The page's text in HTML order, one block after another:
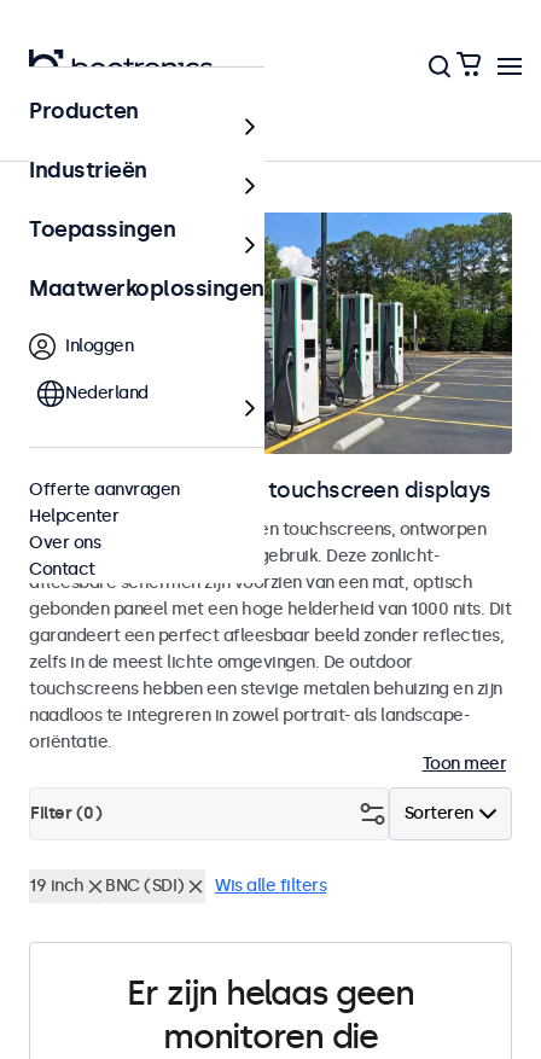
Outdoor
Outdoor monitoren en touchscreen displays
Weersbestendige monitoren en touchscreens, ontworpen
voor zowel binnen- als buitengebruik. Deze zonlicht-
afleesbare schermen zijn voorzien van een mat, optisch
gebonden paneel met een hoge helderheid van 1000 nits. Dit
garandeert een perfect afleesbaar beeld zonder reflecties,
zelfs in de meest lichte omgevingen. De outdoor
touchscreens hebben een stevige metalen behuizing en zijn
naadloos te integreren in zowel portrait- als landscape-
oriëntatie.
Toon meer
Sorteren
Filter (0)
19 inch BNC (SDI) Wis alle filters
Er zijn helaas geen
monitoren die
Producten
Industrieën
Toepassingen
Maatwerkoplossingen
Inloggen
Nederland
Offerte aanvragen
Helpcenter
Over ons
Contact